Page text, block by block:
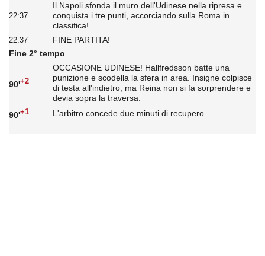
22:37
Il Napoli sfonda il muro dell'Udinese nella ripresa e
conquista i tre punti, accorciando sulla Roma in
classifica!
22:37
FINE PARTITA!
Fine 2° tempo
90'+2
OCCASIONE UDINESE! Hallfredsson batte una
punizione e scodella la sfera in area. Insigne colpisce
di testa all'indietro, ma Reina non si fa sorprendere e
devia sopra la traversa.
90'+1 L'arbitro concede due minuti di recupero.